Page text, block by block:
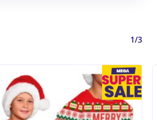
1/3